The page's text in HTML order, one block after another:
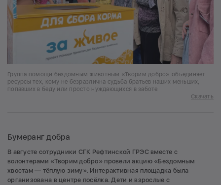
Группа помощи бездомным животным «Творим добро» объединяет
ресурсы тех, кому не безразлична судьба братьев наших меньших,
попавших в беду или просто нуждающихся в заботе
Скачать
Бумеранг добра
В августе сотрудники СГК Рефтинской ГРЭС вместе с
волонтерами «Творим добро» провели акцию «Бездомным
хвостам — тёплую зиму». Интерактивная площадка была
организована в центре посёлка. Дети и взрослые с